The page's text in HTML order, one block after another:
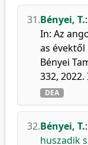
31.Bényei, T.:
In: Az
as évektől
Bényei
332, 2022.
DEA
32.Bényei, T.:
huszadik